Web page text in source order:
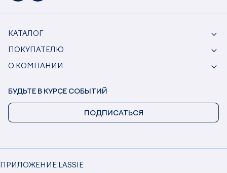
КАТАЛОГ
ПОКУПАТЕЛЮ
О КОМПАНИИ
ПРИЛОЖЕНИЕ LASSIE
БУДЬТЕ В КУРСЕ СОБЫТИЙ
ПОДПИСАТЬСЯ